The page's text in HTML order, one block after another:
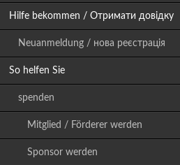
Hilfe bekommen / Отримати довідку
Neuanmeldung / нова реєстрація
So helfen Sie
spenden
Mitglied / Förderer werden
Sponsor werden